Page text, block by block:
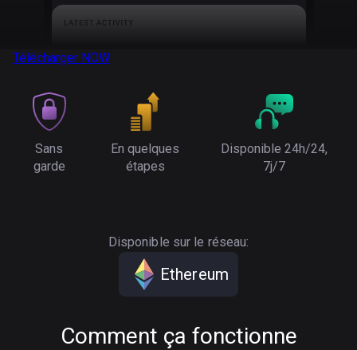
Télécharger NOW
Sans
garde
En quelques
étapes
Disponible 24h/24,
7j/7
Disponible sur le réseau:
Ethereum
Comment ça fonctionne